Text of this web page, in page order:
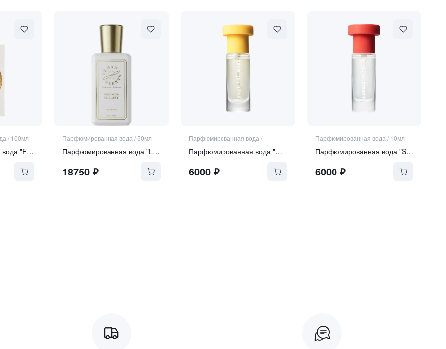
/ 100мл
Парфюмированная вода "FIORIALUX"
Парфюмированная вода /50мл
Парфюмированная вода "Lullaby"
18750 ₽
Парфюмированная вода /
Парфюмированная вода "Over the Moon"
6000₽
Парфюмированная вода / 10мл
Парфюмированная вода "Sophistication"
6000₽